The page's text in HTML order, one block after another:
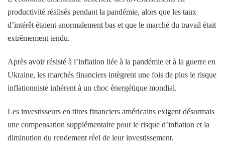
productivité réalisés pendant la pandémie, alors que les taux
d’intérêt étaient anormalement bas et que le marché du travail était
extrêmement tendu.
Après avoir résisté à l’inflation liée à la pandémie et à la guerre en
Ukraine, les marchés financiers intègrent une fois de plus le risque
inflationniste inhérent à un choc énergétique mondial.
Les investisseurs en titres financiers américains exigent désormais
une compensation supplémentaire pour le risque d’inflation et la
diminution du rendement réel de leur investissement.